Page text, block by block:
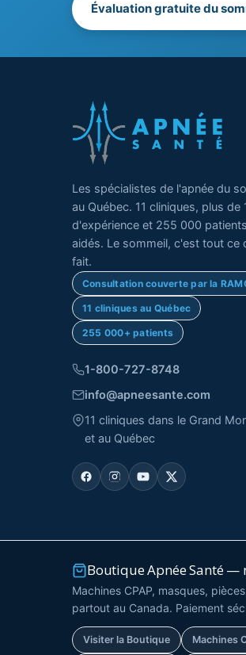
Évaluation gratuite du
Les spécialistes de l'apnée du
au Québec. 11 cliniques, plus de
d'expérience et 255 000 patients
aidés. Le sommeil, c'est tout ce
fait.
Consultation couverte par la
11 cliniques au Québec
255 000+ patients
1-800-727-8748
info@apneesante.com
11 cliniques dans le Grand
et au Québec
Boutique Apnée Santé —
Machines CPAP, masques,
partout au Canada. Paiement
Visiter la Boutique Machines